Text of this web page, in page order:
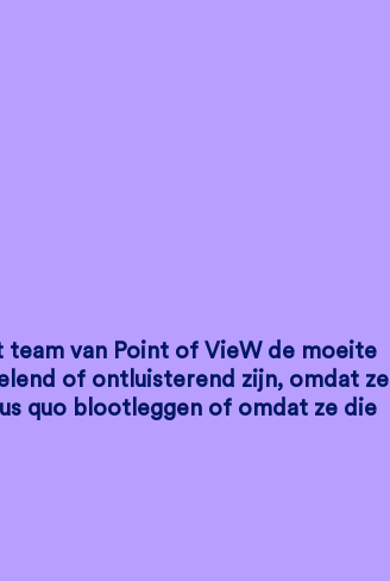
van Point of VieW de moeite
of ontluisterend zijn, omdat ze
quo blootleggen of omdat ze die